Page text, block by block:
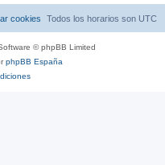
Todos los horarios son UTC
cookies
© phpBB Limited
phpBB España